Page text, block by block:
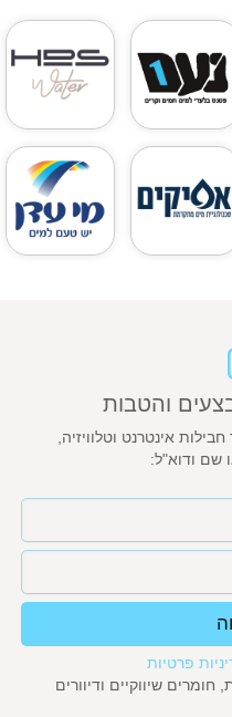
והטבות
אינטרנט וטלוויזיה,
שם ודוא"ל:
פרטיות
שיווקיים ודיוורים